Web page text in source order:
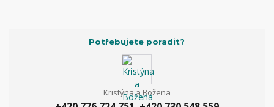
Potřebujete poradit?
Kristýna a Božena